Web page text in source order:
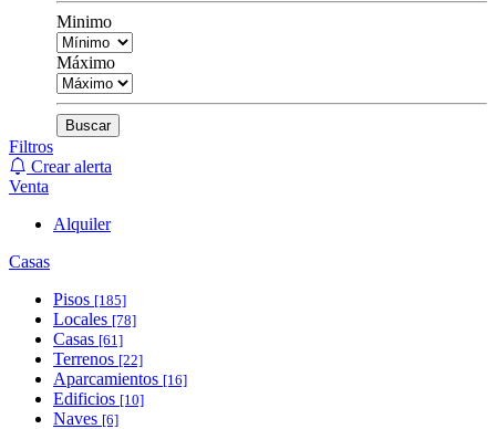
Minimo
Máximo
Buscar
Filtros
Crear alerta
Venta
Alquiler
Casas
Pisos [185]
Locales [78]
Casas [61]
Terrenos [22]
Aparcamientos [16]
Edificios [10]
Naves [6]